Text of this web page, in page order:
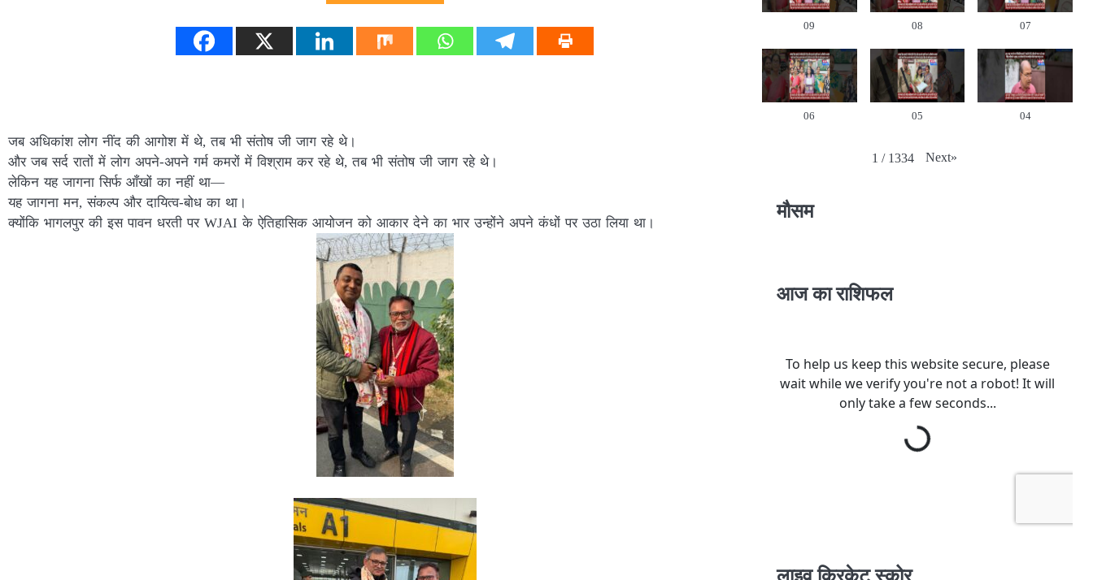
जब अधिकांश लोग नींद की आगोश में थे, तब भी संतोष जी जाग रहे थे।
और जब सर्द रातों में लोग अपने-अपने गर्म कमरों में विश्राम कर रहे थे, तब भी संतोष जी जाग रहे थे।
लेकिन यह जागना सिर्फ आँखों का नहीं था—
यह जागना मन, संकल्प और दायित्व-बोध का था।
क्योंकि भागलपुर की इस पावन धरती पर WJAI के ऐतिहासिक आयोजन को आकार देने का भार उन्होंने अपने कंधों पर उठा लिया था।
09 08 07
06 05 04
1 / 1334 Next»
मौसम
आज का राशिफल
लाइव क्रिकेट स्कोर